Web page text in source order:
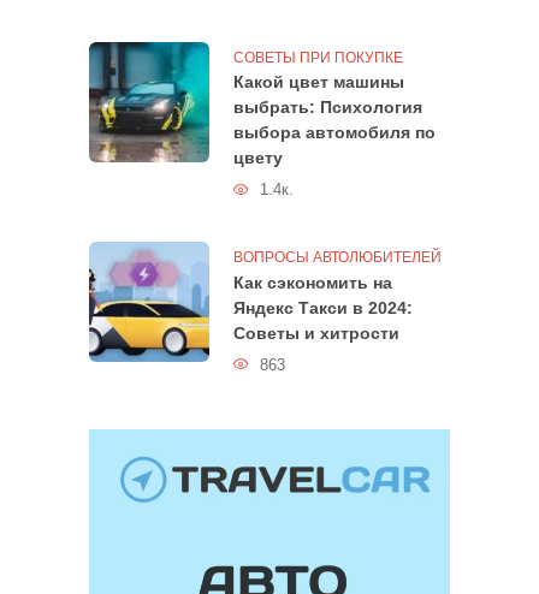
СОВЕТЫ ПРИ ПОКУПКЕ
Какой цвет машины
выбрать: Психология
выбора автомобиля по
цвету
1.4к.
ВОПРОСЫ АВТОЛЮБИТЕЛЕЙ
Как сэкономить на
Яндекс Такси в 2024:
Советы и хитрости
863